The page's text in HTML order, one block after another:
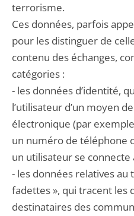
terrorisme.
Ces données, parfois
pour les distinguer de
contenu des échanges,
catégories :
- les données d’identité,
l’utilisateur d’un moyen
électronique (par
un numéro de téléphone
un utilisateur se connecte
- les données relatives au
fadettes », qui tracent les
destinataires des